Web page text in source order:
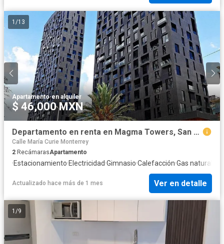
1 /13
Apartamento·en alquiler
$ 46,000 MXN
Departamento en renta en Magma Towers, San Pedro Garza Garcia
Calle María Curie Monterrey
2 RecámarasApartamento
·Estacionamiento·Electricidad·Gimnasio·Calefacción·Gas natural
Actualizado hace más de 1 mes Ver en detalle
1 /9